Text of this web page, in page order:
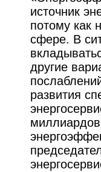
источник
потому как
сфере. В
другие
развития
миллиардов